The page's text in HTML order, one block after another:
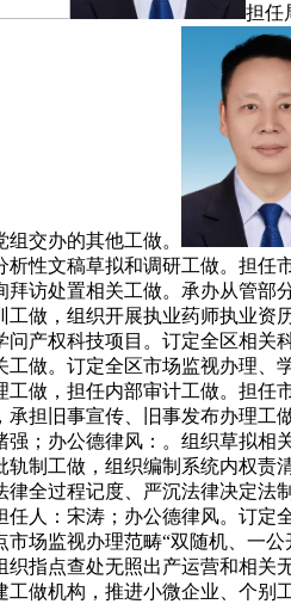
担任
交办的其他工做。
性文稿草拟和调研工做。担
访处置相关工做。承办从管
做，组织开展执业药师执业
产权科技项目。订定全区相
做。订定全区市场监视办理
做，担任内部审计工做。担
担旧事宣传、旧事发布办理
；办公德律风：。组织草拟
制工做，组织编制系统内权
全过程记度、严沉法律决定
人：宋涛；办公德律风。订
场监视办理范畴“双随机、一
指点查处无照出产运营和相
做机构，推进小微企业、个